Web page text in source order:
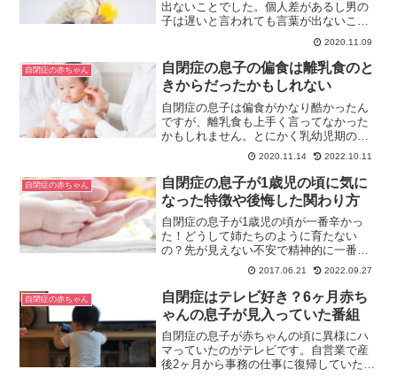
出ないことでした。個人差があるし男の
子は遅いと言われても言葉が出ないこと
が不安で仕方なかったです。言葉学習に
は一番力を入れていましたが限界があり
ました。そんな息子が赤ちゃんの頃の言
葉について書いています。
2020.11.09
自閉症の赤ちゃん
自閉症の息子の偏食は離乳食のと
きからだったかもしれない
自閉症の息子は偏食がかなり酷かったん
ですが、離乳食も上手く言ってなかった
かもしれません。とにかく乳幼児期の息
子の偏食の酷さには困り果てていまし
た。そんな息子も現在は何でも食べられ
るようになっています。今回はそんな息
子の偏食について書きます。
2020.11.14 2022.10.11
自閉症の赤ちゃん
自閉症の息子が1歳児の頃に気に
なった特徴や後悔した関わり方
自閉症の息子が1歳児の頃が一番辛かっ
た！どうして姉たちのように育たない
の？先が見えない不安で精神的に一番辛
かった時期だったけれど、乗り切るため
の試練だったのかもしれない。そんな時
期に支えになったことや後悔したことを
お話しします。
2017.06.21 2022.09.27
自閉症の赤ちゃん
自閉症はテレビ好き？6ヶ月赤ち
ゃんの息子が見入っていた番組
自閉症の息子が赤ちゃんの頃に異様にハ
マっていたのがテレビです。自営業で産
後2ヶ月から事務の仕事に復帰していたの